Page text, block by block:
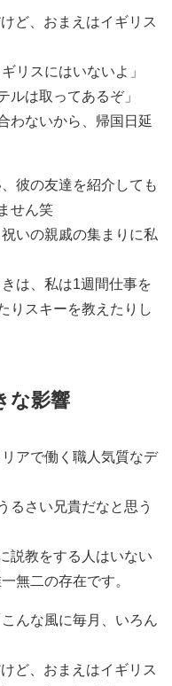
ど、おまえはイギリス
リスにはいないよ」
ルは取ってあるぞ」
わないから、帰国日延
彼の友達を紹介しても
せん笑
いの親戚の集まりに私
は、私は1週間仕事を
りスキーを教えたりし
な影響
アで働く職人気質なデ
るさい兄貴だなと思う
説教をする人はいない
無二の存在です。
んな風に毎月、いろん
ど、おまえはイギリス